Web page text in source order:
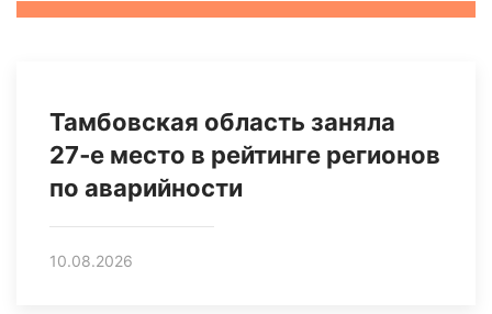
Тамбовская область заняла
27‑е место в рейтинге регионов
по аварийности
10.08.2026